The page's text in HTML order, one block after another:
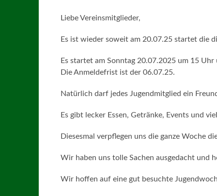
Liebe Vereinsmitglieder,
Es ist wieder soweit am 20.07.25 startet die
Es startet am Sonntag 20.07.2025 um 15
Die Anmeldefrist ist der 06.07.25.
Natürlich darf jedes Jugendmitglied ein
Es gibt lecker Essen, Getränke, Events und
Diesesmal verpflegen uns die ganze Woche
Wir haben uns tolle Sachen ausgedacht und
Wir hoffen auf eine gut besuchte